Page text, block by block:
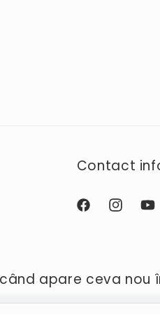
Contact
FacebookInstagram
apare ceva nou